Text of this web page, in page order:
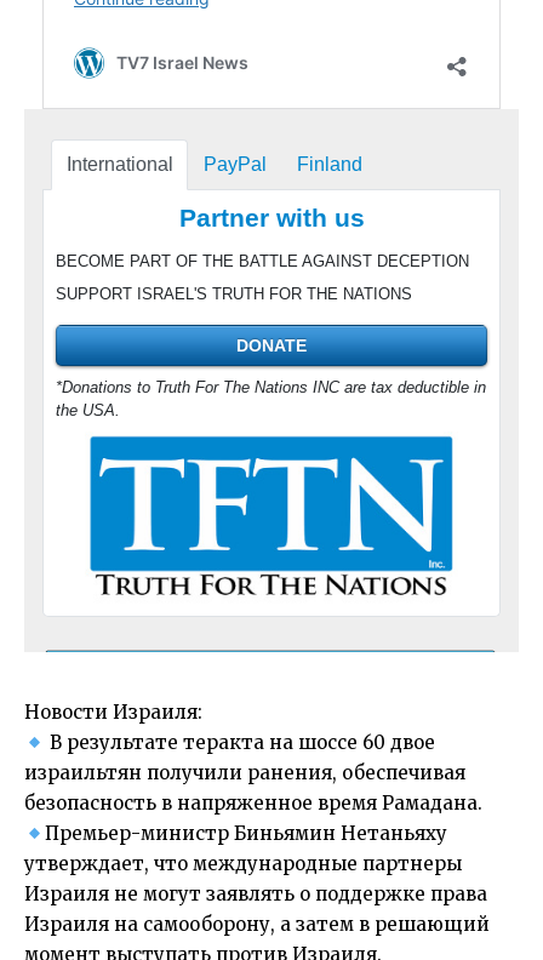
Новости Израиля:
В результате теракта на шоссе 60 двое
израильтян получили ранения, обеспечивая
безопасность в напряженное время Рамадана.
Премьер-министр Биньямин Нетаньяху
утверждает, что международные партнеры
Израиля не могут заявлять о поддержке права
Израиля на самооборону, а затем в решающий
момент выступать против Израиля.